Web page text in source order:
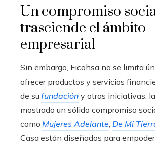
Un compromiso
trasciende el ámbito
empresarial
Sin embargo, Ficohsa no se limita
ofrecer productos y servicios
de su fundación y otras iniciativas,
mostrado un sólido compromiso
como Mujeres Adelante, De Mi
Casa están diseñados para